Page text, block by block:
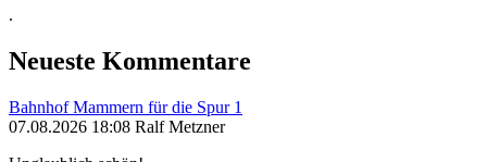
.
Neueste Kommentare
Bahnhof Mammern für die Spur 1
07.08.2026 18:08 Ralf Metzner